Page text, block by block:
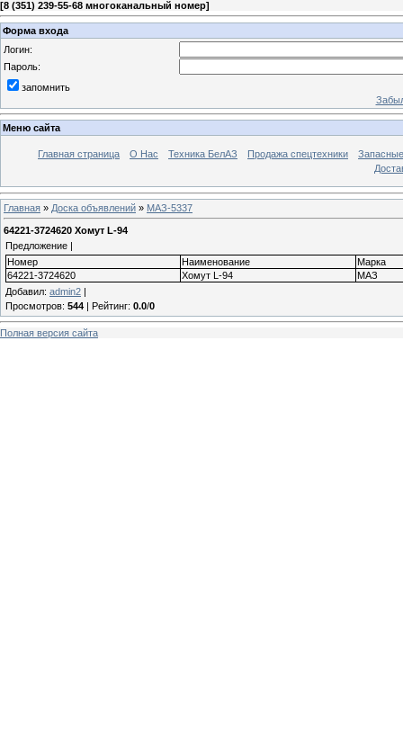
[8 (351) 239-55-68 многоканальный номер]
Форма входа
Логин:
Пароль:
запомнить
Меню сайта
Главная страница О Нас Техника БелАЗ Продажа спецтехники
Главная » Доска объявлений » МАЗ-5337
64221-3724620 Хомут L-94
Предложение |
Номер
Наименование
Марка
64221-3724620
Хомут L-94
МАЗ
Добавил: admin2 |
Просмотров: 544 | Рейтинг: 0.0/0
Полная версия сайта